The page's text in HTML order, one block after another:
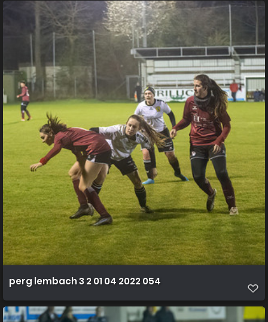
perg lembach 3 2 01 04 2022 054